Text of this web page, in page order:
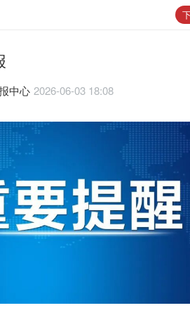
中心 2026-06-03 18:08